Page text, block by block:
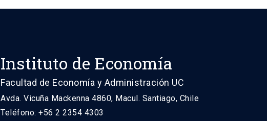
Instituto de Economía
Facultad de Economía y Administración UC
Avda. Vicuña Mackenna 4860, Macul. Santiago, Chile
Teléfono: +56 2 2354 4303